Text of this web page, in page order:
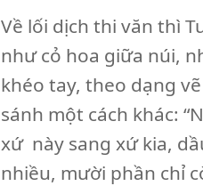
Về lối dịch thi văn thì
như cỏ hoa giữa núi,
khéo tay, theo dạng
sánh một cách khác:
xứ này sang xứ kia,
nhiều, mười phần chỉ